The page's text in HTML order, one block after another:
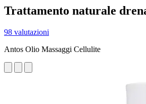
Trattamento naturale
98 valutazioni
Antos Olio Massaggi Cellulite